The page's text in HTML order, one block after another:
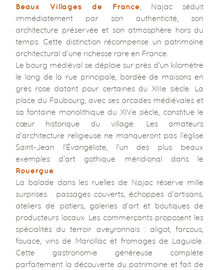
Beaux Villages de France
, Najac séduit
immédiatement par son authenticité, son
architecture préservée et son atmosphère hors du
temps. Cette distinction récompense un patrimoine
architectural d’une richesse rare en France.
Le bourg médiéval se déploie sur près d’un kilomètre
le long de la rue principale, bordée de maisons en
grès rose datant pour certaines du XIIIe siècle. La
place du Faubourg, avec ses arcades médiévales et
sa fontaine monolithique du XIVe siècle, constitue le
cœur historique du village. Les amateurs
d’architecture religieuse ne manqueront pas l’église
Saint-Jean l’Évangéliste, l’un des plus beaux
exemples d’art gothique méridional dans le
Rouergue
La balade dans les ruelles de Najac réserve mille
surprises : passages couverts, échoppes d’artisans,
ateliers de potiers, galeries d’art et boutiques de
producteurs locaux. Les commerçants proposent les
spécialités du terroir aveyronnais : aligot, farçous,
fouace, vins de Marcillac et fromages de Laguiole.
Cette gastronomie généreuse complète
parfaitement la découverte du patrimoine et fait de